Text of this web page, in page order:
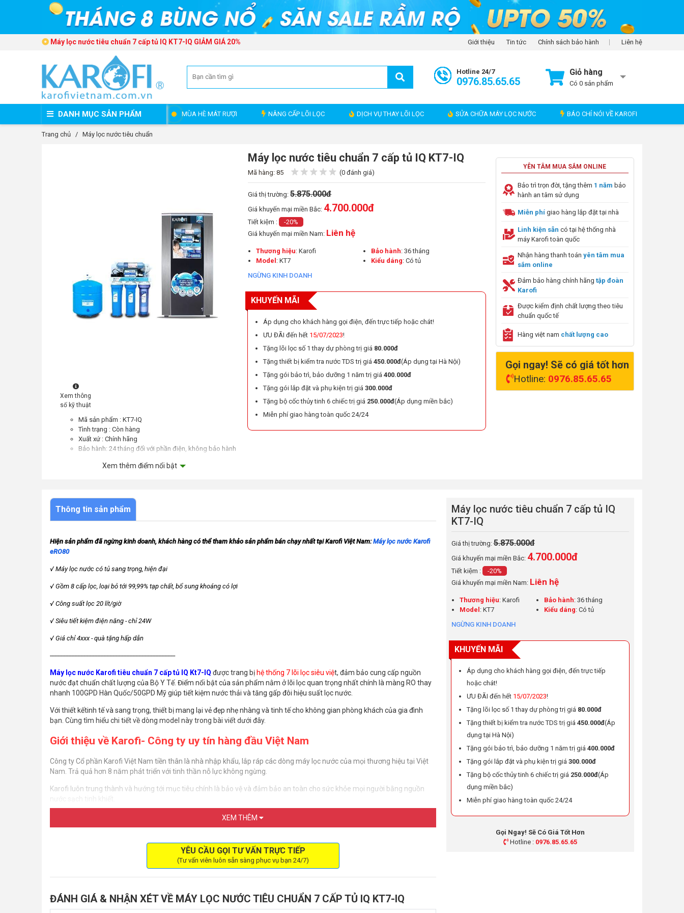
Giới thiệu Tin tức Chính sách bảo hành Liên hệ
Máy lọc nước tiêu chuẩn 7 cấp tủ IQ KT7-IQ GIẢM GIÁ 20%
Hotline 24/7
0976.85.65.65
Giỏ hàng
Có 0 sản phẩm
DANH MỤC SẢN PHẨM MÙA HÈ MÁT RƯỢI NÂNG CẤP LÕI LỌC DỊCH VỤ THAY LÕI LỌC SỬA CHỮA MÁY LỌC NƯỚC BÁO CHÍ NÓI VỀ KAROFI
Trang chủ / Máy lọc nước tiêu chuẩn
Xem thông
số kỹ thuật
Mã sản phẩm : KT7-IQ
Tình trạng : Còn hàng
Xuất xứ : Chính hãng
Bảo hành: 24 tháng đối với phần điện, không bảo hành
Xem thêm điểm nổi bật
Máy lọc nước tiêu chuẩn 7 cấp tủ IQ KT7-IQ
Mã hàng: 85 (0 đánh giá)
Giá thị trường:5.875.000đ
Giá khuyến mại miền Bắc: 4.700.000đ
Tiết kiệm :
-20%
Giá khuyến mại miền Nam: Liên hệ
Thương hiệu: Karofi Bảo hành: 36 tháng
Model: KT7 Kiểu dáng: Có tủ
NGỪNG KINH DOANH
KHUYẾN MÃI
Áp dụng cho khách hàng gọi điện, đến trực tiếp hoặc chát!
ƯU ĐÃI đến hết 15/07/2023!
Tặng lõi lọc số 1 thay dự phòng trị giá 80.000đ
Tặng thiết bị kiểm tra nước TDS trị giá450.000đ(Áp dụng tại Hà Nội)
Tặng gói bảo trì, bảo dưỡng 1 năm trị giá400.000đ
Tặng gói lắp đặt và phụ kiện trị giá300.000đ
Tặng bộ cốc thủy tinh 6 chiếc trị giá 250.000đ(Áp dụng miền bắc)
Miễn phí giao hàng toàn quốc 24/24
YÊN TÂM MUA SẮM ONLINE
Bảo trì trọn đời, tặng thêm 1 năm bảo
hành an tâm sử dụng
Miễn phígiao hàng lắp đặt tại nhà
Linh kiện sẵn có tại hệ thống nhà
máy Karofi toàn quốc
Nhận hàng thanh toán yên tâm mua
sắm online
Đảm bảo hàng chính hãng tập đoàn
Karofi
Được kiểm định chất lượng theo tiêu
chuẩn quốc tế
Hàng việt nam chất lượng cao
Gọi ngay! Sẽ có giá tốt hơn
Hotline: 0976.85.65.65
Thông tin sản phẩm
Hiện sản phẩm đã ngừng kinh doanh, khách hàng có thể tham khảo sản phẩm bán chạy nhất tại Karofi Việt Nam: Máy lọc nước Karofi
eRO80
√ Máy lọc nước có tủ sang trọng, hiện đại
√ Gồm 8 cấp lọc, loại bỏ tới 99,99% tạp chất, bổ sung khoáng có lợi
√ Công suất lọc 20 lít/giờ
√ Siêu tiết kiệm điện năng - chỉ 24W
√ Giá chỉ 4xxx - quà tặng hấp dẫn
----------------------------------------------------------------------------------
Máy lọc nước Karofi tiêu chuẩn 7 cấp tủ IQ Kt7-IQ được trang bị hệ thống 7 lõi lọc siêu việt, đảm bảo cung cấp nguồn
nước đạt chuẩn chất lượng của Bộ Y Tế. Điểm nổi bật của sản phẩm nằm ở lõi lọc quan trọng nhất chính là màng RO thay
nhanh 100GPD Hàn Quốc/50GPD Mỹ giúp tiết kiệm nước thải và tăng gấp đôi hiệu suất lọc nước.
Với thiết kếtinh tế và sang trọng, thiết bị mang lại vẻ đẹp nhẹ nhàng và tinh tế cho không gian phòng khách của gia đình
bạn. Cùng tìm hiểu chi tiết về dòng model này trong bài viết dưới đây.
Giới thiệu về Karofi- Công ty uy tín hàng đầu Việt Nam
Công ty Cổ phần Karofi Việt Nam tiền thân là nhà nhập khẩu, lắp ráp các dòng máy lọc nước của mọi thương hiệu tại Việt
Nam. Trả quả hơn 8 năm phát triển với tinh thần nỗ lực không ngừng.
Karofi luôn trung thành và hướng tới mục tiêu chính là bảo vệ và đảm bảo an toàn cho sức khỏe mọi người bằng nguồn
kiệm duyệt gắt gao, Karofi là thương hiệu đầu tiên và duy nhất đạt chứng nhậnQCVN 6-1: 2010/BYT
XEM THÊM
YÊU CẦU GỌI TƯ VẤN TRỰC TIẾP
(Tư vấn viên luôn sẵn sàng phục vụ bạn 24/7)
ĐÁNH GIÁ & NHẬN XÉT VỀ MÁY LỌC NƯỚC TIÊU CHUẨN 7 CẤP TỦ IQ KT7-IQ
Máy lọc nước tiêu chuẩn 7 cấp tủ IQ
KT7-IQ
Giá thị trường:5.875.000đ
Giá khuyến mại miền Bắc: 4.700.000đ
Tiết kiệm :
-20%
Giá khuyến mại miền Nam: Liên hệ
Thương hiệu: Karofi Bảo hành: 36 tháng
Model : KT7 Kiểu dáng: Có tủ
NGỪNG KINH DOANH
KHUYẾN MÃI
Áp dụng cho khách hàng gọi điện, đến trực tiếp
hoặc chát!
ƯU ĐÃI đến hết 15/07/2023!
Tặng lõi lọc số 1 thay dự phòng trị giá 80.000đ
Tặng thiết bị kiểm tra nước TDS trị giá 450.000đ(Áp
dụng tại Hà Nội)
Tặng gói bảo trì, bảo dưỡng 1 năm trị giá 400.000đ
Tặng gói lắp đặt và phụ kiện trị giá 300.000đ
Tặng bộ cốc thủy tinh 6 chiếc trị giá 250.000đ(Áp
dụng miền bắc)
Miễn phí giao hàng toàn quốc 24/24
Gọi Ngay! Sẽ Có Giá Tốt Hơn
Hotline : 0976.85.65.65